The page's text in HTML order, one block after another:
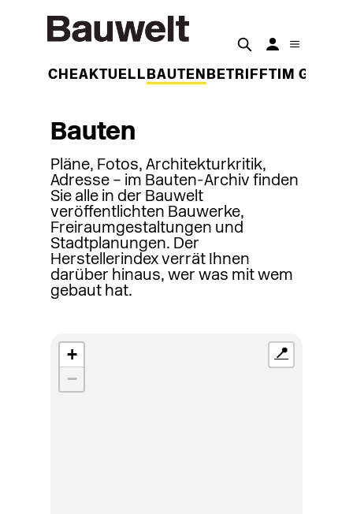
WOCHEAKTUELL BAUTEN BETRIFFT IM
Bauten
Pläne, Fotos, Architekturkritik,
Adresse – im Bauten-Archiv finden
Sie alle in der Bauwelt
veröffentlichten Bauwerke,
Freiraumgestaltungen und
Stadtplanungen. Der
Herstellerindex verrät Ihnen
darüber hinaus, wer was mit wem
gebaut hat.
+
−
📍